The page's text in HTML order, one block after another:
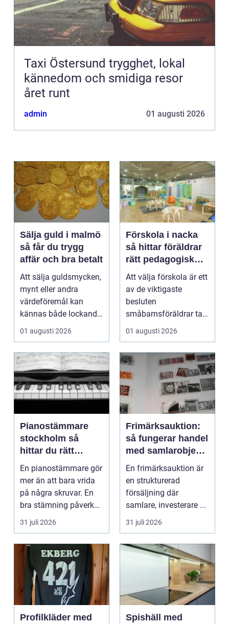
Taxi Östersund trygghet, lokal
kännedom och smidiga resor
året runt
admin 01 augusti 2026
Sälja guld i malmö
så får du trygg
affär och bra betalt
Att sälja guldsmycken,
mynt eller andra
värdeföremål kan
kännas både lockande
och osäkert på samma
01 augusti 2026
Förskola i nacka
så hittar föräldrar
rätt pedagogisk
trygghet
Att välja förskola är ett
av de viktigaste
besluten
småbarnsföräldrar tar.
Omsorg, trygghet,
pedagog...
01 augusti 2026
Pianostämmare
stockholm så
hittar du rätt
expert för ditt
piano
En pianostämmare gör
mer än att bara vrida
på några skruvar. En
bra stämning påverkar
hur pianot låt...
31 juli 2026
Frimärksauktion:
så fungerar handel
med samlarobjekt i
praktiken
En frimärksauktion är
en strukturerad
försäljning där
samlare, investerare ...
31 juli 2026
Profilkläder med
Spishäll med